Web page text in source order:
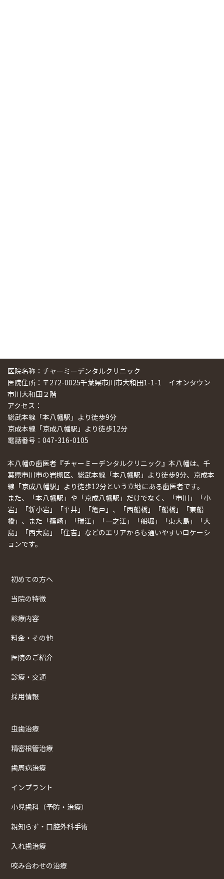
医院名称：チャーミーデンタルクリニック
医院住所：〒272-0025千葉県市川市大和田1-1-1 イオンタウン
市川大和田２階
アクセス：
総武本線「本八幡駅」より徒歩9分
京成本線「京成八幡駅」より徒歩12分
電話番号：047-316-0105
本八幡の歯医者『チャーミーデンタルクリニック』本八幡は、千
葉県市川市の岩槻区、総武本線「本八幡駅」より徒歩9分、京成本
線「京成八幡駅」より徒歩12分という立地にある歯医者です。
また、「本八幡駅」や「京成八幡駅」だけでなく、「市川」「小
岩」「新小岩」「平井」「亀戸」、「西船橋」「船橋」「東船
橋」、また「篠崎」「瑞江」「一之江」「船堀」「東大島」「大
島」「西大島」「住吉」などのエリアからも通いやすいロケーシ
ョンです。
初めての方へ
当院の特徴
診療内容
料金・その他
医院のご紹介
診療・交通
採用情報
虫歯治療
精密根管治療
歯周病治療
インプラント
小児歯科（予防・治療）
親知らず・口腔外科手術
入れ歯治療
咬み合わせの治療